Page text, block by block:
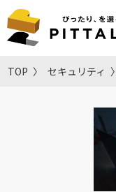
TOP セキュリティ